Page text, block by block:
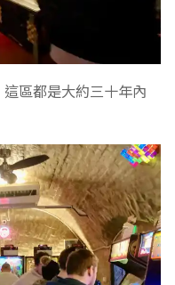
區都是大約三十年內